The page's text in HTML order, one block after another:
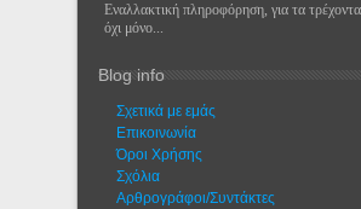
Εναλλακτική πληροφόρηση, για τα
όχι μόνο...
Blog info
Σχετικά με εμάς
Eπικοινωνία
Όροι Χρήσης
Σχόλια
Αρθρογράφοι/Συντάκτες